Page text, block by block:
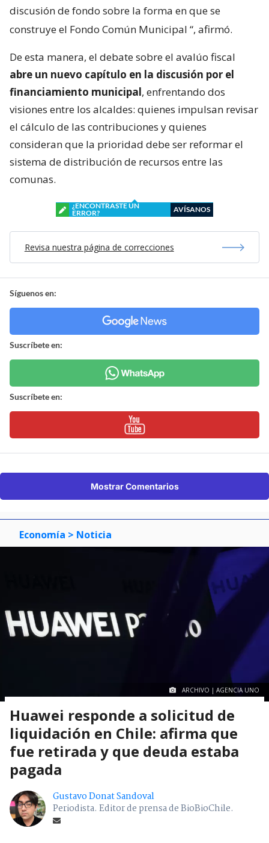
discusión de fondo sobre la forma en que se
construye el Fondo Común Municipal “, afirmó.
De esta manera, el debate sobre el avalúo fiscal
abre un nuevo capítulo en la discusión por el
financiamiento municipal, enfrentando dos
visiones entre los alcaldes: quienes impulsan revisar
el cálculo de las contribuciones y quienes
consideran que la prioridad debe ser reformar el
sistema de distribución de recursos entre las
comunas.
¿ENCONTRASTE UN
ERROR?
AVÍSANOS
Revisa nuestra página de correcciones
Síguenos en:
Suscríbete en:
Suscríbete en:
Mostrar Comentarios
Economía > Noticia
ARCHIVO | AGENCIA UNO
Huawei responde a solicitud de
liquidación en Chile: afirma que
fue retirada y que deuda estaba
pagada
Gustavo Donat Sandoval
Periodista. Editor de prensa de BioBioChile.